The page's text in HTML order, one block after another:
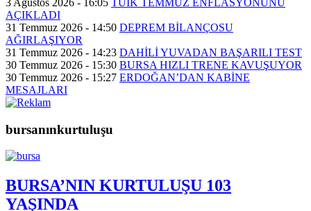
3 Ağustos 2026 - 16:05 TÜİK TEMMUZ ENFLASYONUNU
AÇIKLADI
31 Temmuz 2026 - 14:50 DEPREM BİLANÇOSU
AĞIRLAŞIYOR
31 Temmuz 2026 - 14:23 DAHİLİ YUVADAN BAŞARILI TEST
30 Temmuz 2026 - 15:30 BURSA HIZLI TRENE KAVUŞUYOR
30 Temmuz 2026 - 15:27 ERDOĞAN’DAN KABİNE
MESAJLARI
bursanınkurtuluşu
BURSA’NIN KURTULUŞU 103
YAŞINDA